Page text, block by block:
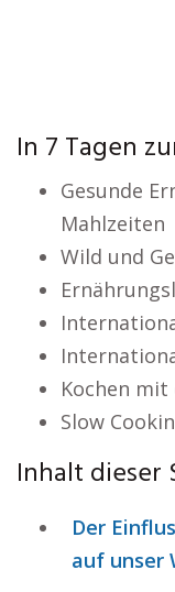
In 7 Tagen
Gesunde
Mahlzeiten
Wild und
Kochen
Slow
Inhalt dieser
Der
auf unser